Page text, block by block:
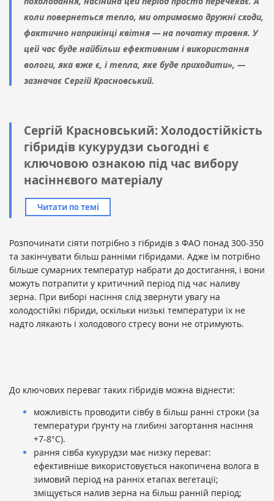
коли повернеться тепло, ми отримаємо дружні сходи,
фактично наприкінці квітня — на початку травня. У
цей час буде найбільш ефективним і використання
вологи, яка вже є, і тепла, яке буде приходити», —
зазначає Сергій Красновський.
Сергій Красновський: Холодостійкість
гібридів кукурудзи сьогодні є
ключовою ознакою під час вибору
насіннєвого матеріалу
Читати по темі
Розпочинати сіяти потрібно з гібридів з ФАО понад 300-350
та закінчувати більш ранніми гібридами. Адже їм потрібно
більше сумарних температур набрати до достигання, і вони
можуть потрапити у критичний період під час наливу
зерна. При виборі насіння слід звернути увагу на
холодостійкі гібриди, оскільки низькі температури їх не
надто лякають і холодового стресу вони не отримують.
До ключових переваг таких гібридів можна віднести:
можливість проводити сівбу в більш ранні строки (за
температури ґрунту на глибині загортання насіння
+7-8°С).
рання сівба кукурудзи має низку переваг:
ефективніше використовується накопичена волога в
зимовий період на ранніх етапах вегетації;
зміщується налив зерна на більш ранній період;